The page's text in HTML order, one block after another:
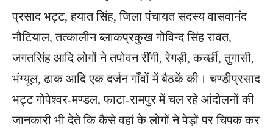
प्रसाद भट्ट, हयात सिंह, जिला पंचायत सदस्य वासवानंद
नौटियाल, तत्कालीन ब्लाकप्रकुख गोविन्द सिंह रावत,
जगतसिंह आदि लोगों ने तपोवन रींगी, रेगड़ी, कर्च्छी, तुगासी,
भंग्यूल, ढाक आदि एक दर्जन गाँवों में बैठकें की। चण्डीप्रसाद
भट्ट गोपेश्वर-मण्डल, फाटा-रामपुर में चल रहे आंदोलनों की
जानकारी भी देते कि कैसे वहां के लोगों ने पेड़ों पर चिपक कर